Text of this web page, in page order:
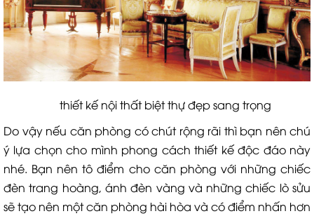
thiết kế nội thất biệt thự đẹp sang trọng
Do vậy nếu căn phòng có chút rộng rãi thì bạn nên chú
ý lựa chọn cho mình phong cách thiết kế độc đáo này
nhé. Bạn nên tô điểm cho căn phòng với những chiếc
đèn trang hoàng, ánh đèn vàng và những chiếc lò sửu
sẽ tạo nên một căn phòng hài hòa và có điểm nhấn hơn